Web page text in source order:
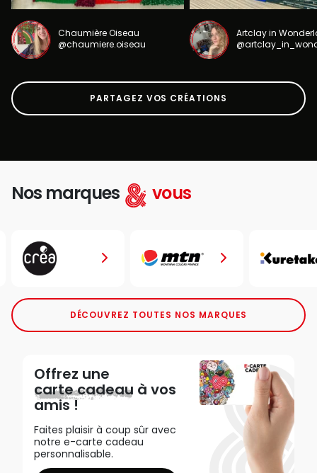
Chaumière Oiseau
@chaumiere.oiseau
Artclay in
PARTAGEZ VOS CRÉATIONS
Nos marques vous
DÉCOUVREZ TOUTES NOS MARQUES
Offrez une
carte cadeau à vos
amis !
Faites plaisir à coup sûr avec
notre e-carte cadeau
personnalisable.